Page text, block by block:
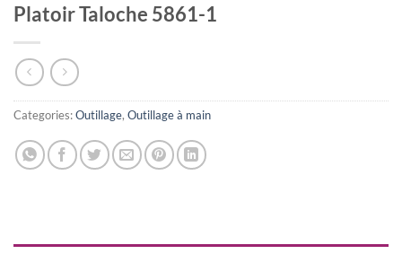
Platoir Taloche 5861-1
Categories:Outillage, Outillage à main